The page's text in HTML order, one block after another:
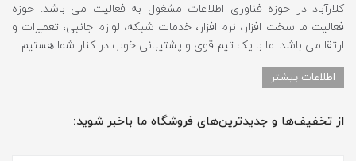
کلارآباد در حوزه فناوری اطلاعات مشغول به فعالیت می باشد. حوزه
فعالیت ما سخت افزار، نرم افزار، خدمات شبکه، لوازم جانبی، تعمیرات و
ارتقا می باشد. ما با یک تیم قوی و پشتیبانی خوب در کنار شما هستیم.
اطلاعات بیشتر
از تخفیف‌ها و جدیدترین‌های فروشگاه ما باخبر شوید: